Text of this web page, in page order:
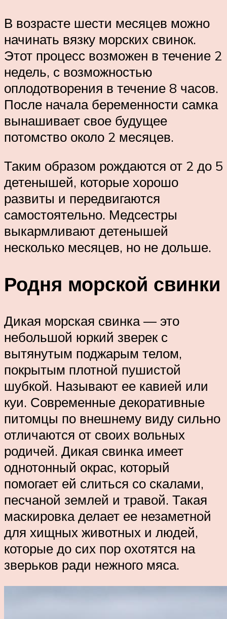
В возрасте шести месяцев можно
начинать вязку морских свинок.
Этот процесс возможен в течение 2
недель, с возможностью
оплодотворения в течение 8 часов.
После начала беременности самка
вынашивает свое будущее
потомство около 2 месяцев.
Таким образом рождаются от 2 до 5
детенышей, которые хорошо
развиты и передвигаются
самостоятельно. Медсестры
выкармливают детенышей
несколько месяцев, но не дольше.
Родня морской свинки
Дикая морская свинка — это
небольшой юркий зверек с
вытянутым поджарым телом,
покрытым плотной пушистой
шубкой. Называют ее кавией или
куи. Современные декоративные
питомцы по внешнему виду сильно
отличаются от своих вольных
родичей. Дикая свинка имеет
однотонный окрас, который
помогает ей слиться со скалами,
песчаной землей и травой. Такая
маскировка делает ее незаметной
для хищных животных и людей,
которые до сих пор охотятся на
зверьков ради нежного мяса.